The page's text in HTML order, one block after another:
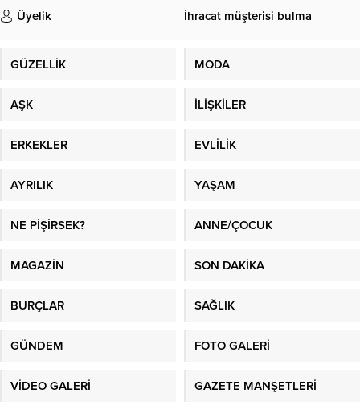
Üyelik İhracat müşterisi bulma
GÜZELLİK MODA
AŞK İLİŞKİLER
ERKEKLER EVLİLİK
AYRILIK YAŞAM
NE PİŞİRSEK? ANNE/ÇOCUK
MAGAZİN SON DAKİKA
BURÇLAR SAĞLIK
GÜNDEM FOTO GALERİ
VİDEO GALERİ GAZETE MANŞETLERİ